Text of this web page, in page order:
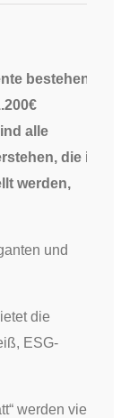
bestehend
alle
die in
werden,
und
die
ESG-
werden viele